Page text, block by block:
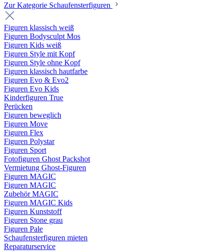
Zur Kategorie Schaufenster­figuren
Figuren klassisch weiß
Figuren Bodysculpt Mos
Figuren Kids weiß
Figuren Style mit Kopf
Figuren Style ohne Kopf
Figuren klassisch hautfarbe
Figuren Evo & Evo2
Figuren Evo Kids
Kinderfiguren True
Perücken
Figuren beweglich
Figuren Move
Figuren Flex
Figuren Polystar
Figuren Sport
Fotofiguren Ghost Packshot
Vermietung Ghost-Figuren
Figuren MAGIC
Figuren MAGIC
Zubehör MAGIC
Figuren MAGIC Kids
Figuren Kunststoff
Figuren Stone grau
Figuren Pale
Schaufensterfiguren mieten
Reparaturservice